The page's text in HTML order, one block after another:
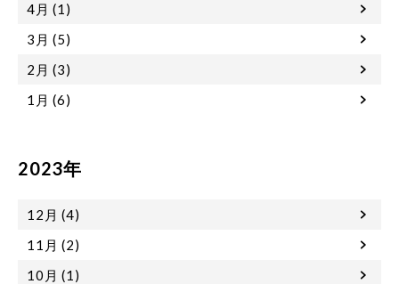
4月 (1)
3月 (5)
2月 (3)
1月 (6)
2023年
12月 (4)
11月 (2)
10月 (1)